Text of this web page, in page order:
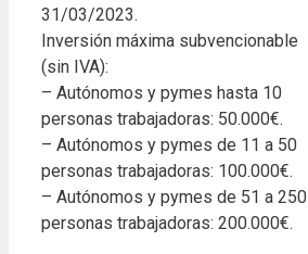
31/03/2023.
Inversión máxima subvencionable
(sin IVA):
– Autónomos y pymes hasta 10
personas trabajadoras: 50.000€.
– Autónomos y pymes de 11 a 50
personas trabajadoras: 100.000€.
– Autónomos y pymes de 51 a 250
personas trabajadoras: 200.000€.